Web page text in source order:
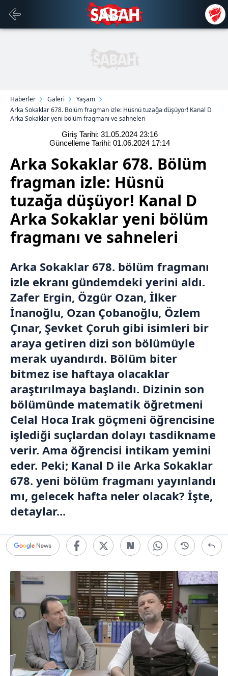
Haberler Galeri
Yaşam
Arka Sokaklar 678. Bölüm fragman izle: Hüsnü tuzağa düşüyor! Kanal D
Arka Sokaklar yeni bölüm fragmanı ve sahneleri
Giriş Tarihi: 31.05.2024 23:16
Güncelleme Tarihi: 01.06.2024 17:14
Arka Sokaklar 678. Bölüm
fragman izle: Hüsnü
tuzağa düşüyor! Kanal D
Arka Sokaklar yeni bölüm
fragmanı ve sahneleri
Arka Sokaklar 678. bölüm fragmanı
izle ekranı gündemdeki yerini aldı.
Zafer Ergin, Özgür Ozan, İlker
İnanoğlu, Ozan Çobanoğlu, Özlem
Çınar, Şevket Çoruh gibi isimleri bir
araya getiren dizi son bölümüyle
merak uyandırdı. Bölüm biter
bitmez ise haftaya olacaklar
araştırılmaya başlandı. Dizinin son
bölümünde matematik öğretmeni
Celal Hoca Irak göçmeni öğrencisine
işlediği suçlardan dolayı tasdikname
verir. Ama öğrencisi intikam yemini
eder. Peki; Kanal D ile Arka Sokaklar
678. yeni bölüm fragmanı yayınlandı
mı, gelecek hafta neler olacak? İşte,
detaylar...